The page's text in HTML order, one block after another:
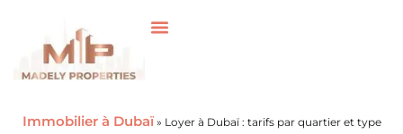
Immobilier à Dubaï» Loyer à Dubaï : tarifs par quartier et type